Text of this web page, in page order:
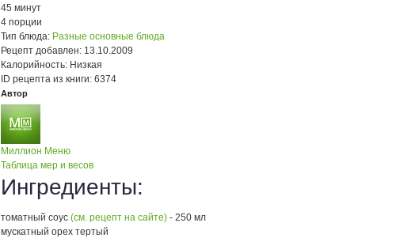
45 минут
4 порции
Тип блюда: Разные основные блюда
Рецепт добавлен: 13.10.2009
Калорийность: Низкая
ID рецепта из книги: 6374
Автор
Миллион Меню
Таблица мер и весов
Ингредиенты:
томатный соус (см. рецепт на сайте) - 250 мл
мускатный орех тертый